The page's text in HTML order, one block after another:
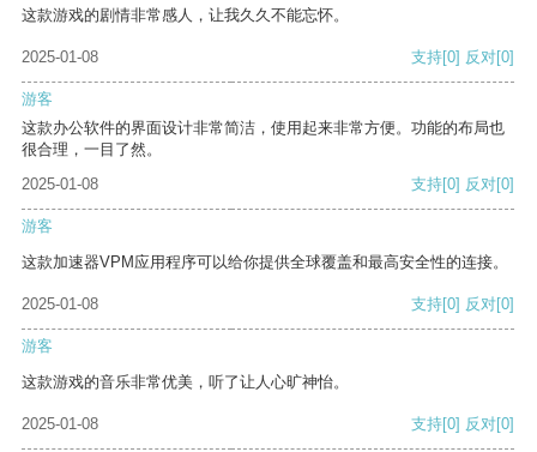
这款游戏的剧情非常感人，让我久久不能忘怀。
2025-01-08 支持[0] 反对[0]
游客
这款办公软件的界面设计非常简洁，使用起来非常方便。功能的布局也
很合理，一目了然。
2025-01-08
支持[0] 反对[0]
游客
这款加速器VPM应用程序可以给你提供全球覆盖和最高安全性的连接。
2025-01-08 支持[0] 反对[0]
游客
这款游戏的音乐非常优美，听了让人心旷神怡。
2025-01-08 支持[0] 反对[0]